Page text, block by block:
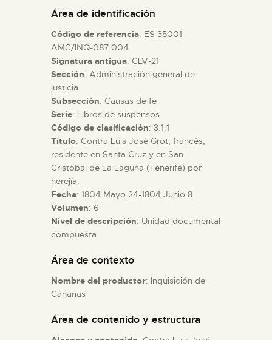
ESPAÑOL
PREPARAR LA VISITA
ACTIVIDADES
█
EL MUSEO
COLECCIONES
DIDÁCTICA
ESPAÑOL
Área de identificación
Código de referencia: ES 35001
AMC/INQ-087.004
Signatura antigua: CLV-21
Sección: Administración general de
justicia
Subsección: Causas de fe
Serie: Libros de suspensos
Código de clasificación: 3.1.1
Título: Contra Luis José Grot, francés,
residente en Santa Cruz y en San
Cristóbal de La Laguna (Tenerife) por
herejía.
Fecha: 1804.Mayo.24-1804.Junio.8
Volumen: 6
Nivel de descripción: Unidad documental
compuesta
Área de contexto
Nombre del productor: Inquisición de
Canarias
Área de contenido y estructura